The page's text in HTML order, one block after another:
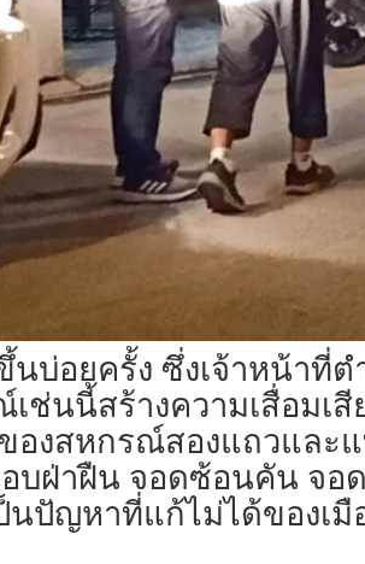
บ่อยครั้ง ซึ่งเจ้าหน้าที่
ช่นนี้สร้างความเสื่อมเ
ของสหกรณ์สองแถวแล
บฝ่าฝืน จอดซ้อนคัน จอ
ปัญหาที่แก้ไม่ได้ของเมื